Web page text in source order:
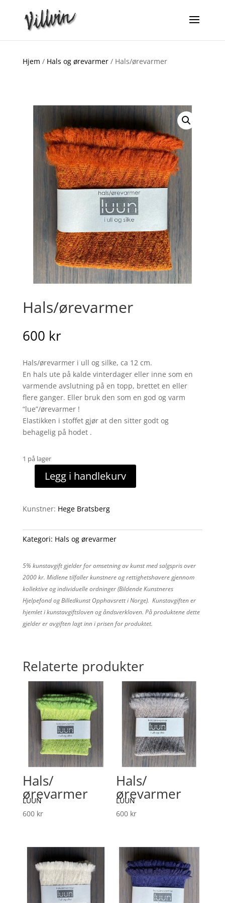
Hjem / Hals og ørevarmer/ Hals/ørevarmer
Hals/ørevarmer
600 kr
Hals/ørevarmer i ull og silke, ca 12 cm.
En hals ute på kalde vinterdager eller inne som en
varmende avslutning på en topp, brettet en eller
flere ganger. Eller bruk den som en god og varm
“lue”/ørevarmer !
Elastikken i stoffet gjør at den sitter godt og
behagelig på hodet .
1 på lager
antall
Legg i handlekurv
Kunstner: Hege Bratsberg
Kategori: Hals og ørevarmer
5% kunstavgift gjelder for omsetning av kunst med salgspris over
2000 kr. Midlene tilfaller kunstnere og rettighetshavere gjennom
kollektive og individuelle ordninger (Bildende Kunstneres
Hjelpefond og Billedkunst Opphavsrett i Norge). Kunstavgiften er
hjemlet i kunstavgiftsloven og åndsverkloven. På produktene dette
gjelder er avgiften lagt inn i prisen for produktet.
Relaterte produkter
Hals/
ørevarmer
LUUN
600 kr
Hals/
ørevarmer
LUUN
600 kr